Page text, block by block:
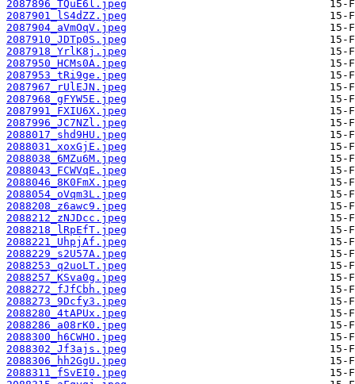
2087896_TQuE6l.jpeg
2087901_lS4dZZ.jpeg
2087904_aVmOqV.jpeg
2087910_JDTp0S.jpeg
2087918_YrlK8j.jpeg
2087950_HCMs0A.jpeg
2087953_tRi9ge.jpeg
2087967_rUlEJN.jpeg
2087968_gFYW5E.jpeg
2087991_FXIU6X.jpeg
2087996_JC7NZl.jpeg
2088017_shd9HU.jpeg
2088031_xoxGjE.jpeg
2088038_6MZu6M.jpeg
2088043_FCWVqE.jpeg
2088046_8K0FmX.jpeg
2088054_oVqm3L.jpeg
2088208_z6awc9.jpeg
2088212_zNJDcc.jpeg
2088218_lRpEfT.jpeg
2088221_UhpjAf.jpeg
2088229_s2U57A.jpeg
2088253_q2uoLT.jpeg
2088257_KSva0g.jpeg
2088272_fJfCbh.jpeg
2088273_9Dcfy3.jpeg
2088280_4tAPUx.jpeg
2088286_a08rK0.jpeg
2088300_h6CWHO.jpeg
2088302_Jf3ajs.jpeg
2088306_hh2GgU.jpeg
2088311_fSvEI0.jpeg